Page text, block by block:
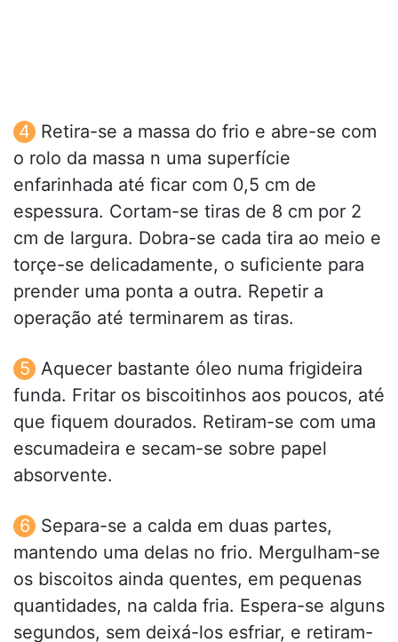
Retira-se a massa do frio e abre-se com
o rolo da massa n uma superfície
enfarinhada até ficar com 0,5 cm de
espessura. Cortam-se tiras de 8 cm por 2
cm de largura. Dobra-se cada tira ao meio e
torçe-se delicadamente, o suficiente para
prender uma ponta a outra. Repetir a
operação até terminarem as tiras.
Aquecer bastante óleo numa frigideira
funda. Fritar os biscoitinhos aos poucos, até
que fiquem dourados. Retiram-se com uma
escumadeira e secam-se sobre papel
absorvente.
Separa-se a calda em duas partes,
mantendo uma delas no frio. Mergulham-se
os biscoitos ainda quentes, em pequenas
quantidades, na calda fria. Espera-se alguns
segundos, sem deixá-los esfriar, e retiram-